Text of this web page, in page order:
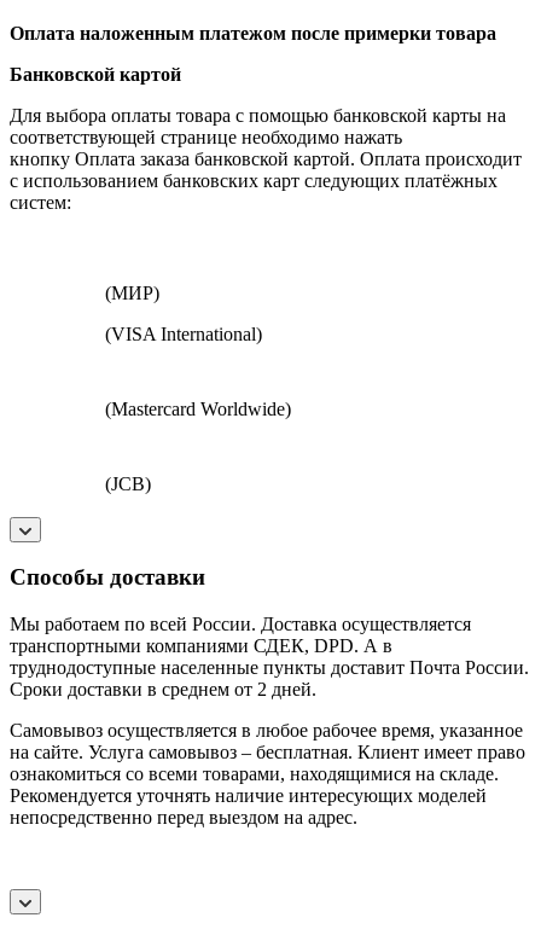
Оплата наложенным платежом после примерки товара
Банковской картой
Для выбора оплаты товара с помощью банковской карты на
соответствующей странице необходимо нажать
кнопку Оплата заказа банковской картой. Оплата происходит
с использованием банковских карт следующих платёжных
систем:
(МИР)
(VISA International)
(Mastercard Worldwide)
(JCB)
Способы доставки
Мы работаем по всей России. Доставка осуществляется
транспортными компаниями СДЕК, DPD. А в
труднодоступные населенные пункты доставит Почта России.
Сроки доставки в среднем от 2 дней.
Самовывоз осуществляется в любое рабочее время, указанное
на сайте. Услуга самовывоз – бесплатная. Клиент имеет право
ознакомиться со всеми товарами, находящимися на складе.
Рекомендуется уточнять наличие интересующих моделей
непосредственно перед выездом на адрес.